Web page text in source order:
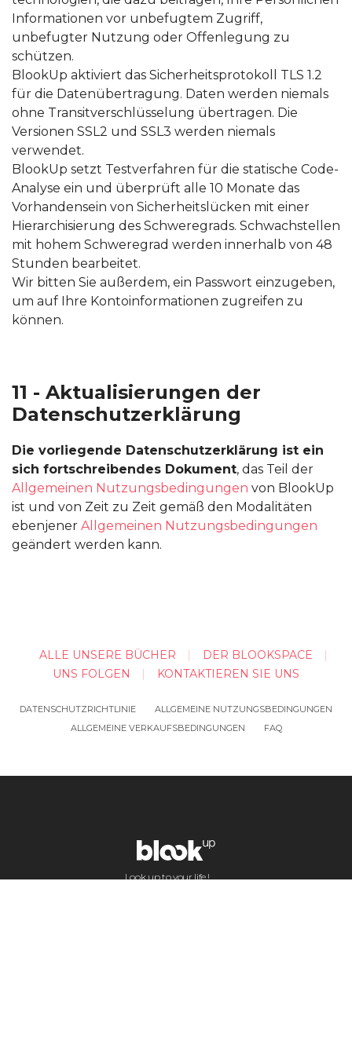
Informationen vor unbefugtem Zugriff,
unbefugter Nutzung oder Offenlegung zu
schützen.
BlookUp aktiviert das Sicherheitsprotokoll TLS 1.2
für die Datenübertragung. Daten werden niemals
ohne Transitverschlüsselung übertragen. Die
Versionen SSL2 und SSL3 werden niemals
verwendet.
BlookUp setzt Testverfahren für die statische Code-
Analyse ein und überprüft alle 10 Monate das
Vorhandensein von Sicherheitslücken mit einer
Hierarchisierung des Schweregrads. Schwachstellen
mit hohem Schweregrad werden innerhalb von 48
Stunden bearbeitet.
Wir bitten Sie außerdem, ein Passwort einzugeben,
um auf Ihre Kontoinformationen zugreifen zu
können.
11 - Aktualisierungen der
Datenschutzerklärung
Die vorliegende Datenschutzerklärung ist ein
sich fortschreibendes Dokument, das Teil der
Allgemeinen Nutzungsbedingungen von BlookUp
ist und von Zeit zu Zeit gemäß den Modalitäten
ebenjener Allgemeinen Nutzungsbedingungen
geändert werden kann.
ALLE UNSERE BÜCHER
DER BLOOKSPACE
UNS FOLGEN
KONTAKTIEREN SIE UNS
DATENSCHUTZRICHTLINIE
ALLGEMEINE NUTZUNGSBEDINGUNGEN
ALLGEMEINE VERKAUFSBEDINGUNGEN
FAQ
Look up to your life !